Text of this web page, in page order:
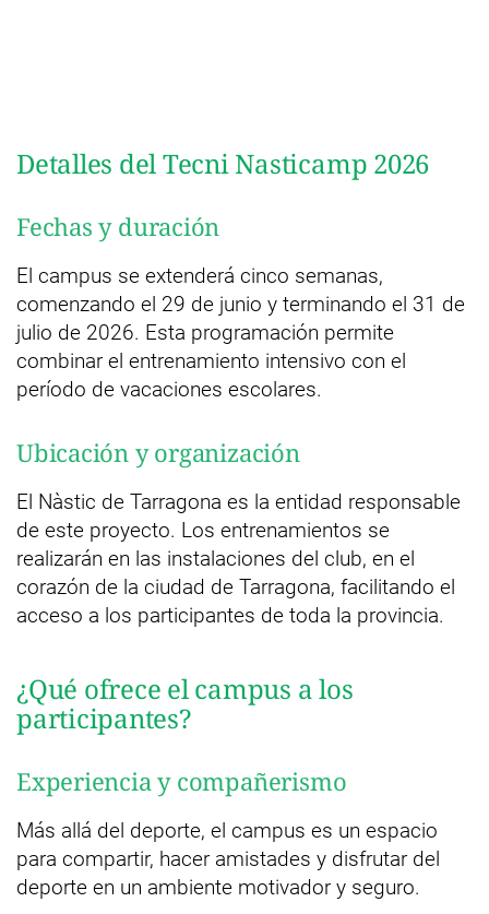
Detalles del Tecni Nasticamp 2026
Fechas y duración
El campus se extenderá cinco semanas,
comenzando el 29 de junio y terminando el 31 de
julio de 2026. Esta programación permite
combinar el entrenamiento intensivo con el
período de vacaciones escolares.
Ubicación y organización
El Nàstic de Tarragona es la entidad responsable
de este proyecto. Los entrenamientos se
realizarán en las instalaciones del club, en el
corazón de la ciudad de Tarragona, facilitando el
acceso a los participantes de toda la provincia.
¿Qué ofrece el campus a los
participantes?
Experiencia y compañerismo
Más allá del deporte, el campus es un espacio
para compartir, hacer amistades y disfrutar del
deporte en un ambiente motivador y seguro.